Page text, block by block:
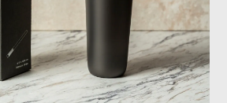
把關
造，從瓶身、內膽到上蓋，每一環都